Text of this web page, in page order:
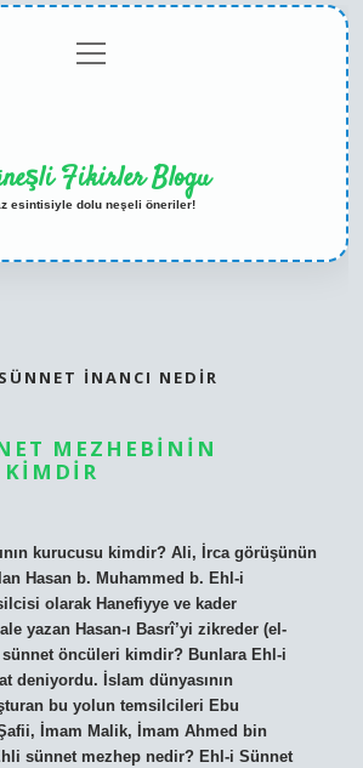
menüyü
aç
Fikirler Blogu
esintisiyle dolu neşeli öneriler!
INANCI NEDIR
MEZHEBININ
KIMDIR
kurucusu kimdir? Ali, İrca görüşünün
Hasan b. Muhammed b. Ehl-i
olarak Hanefiyye ve kader
yazan Hasan-ı Basrî’yi zikreder (el-
sünnet öncüleri kimdir? Bunlara Ehl-i
deniyordu. İslam dünyasının
bu yolun temsilcileri Ebu
İmam Malik, İmam Ahmed bin
sünnet mezhep nedir? Ehl-i Sünnet